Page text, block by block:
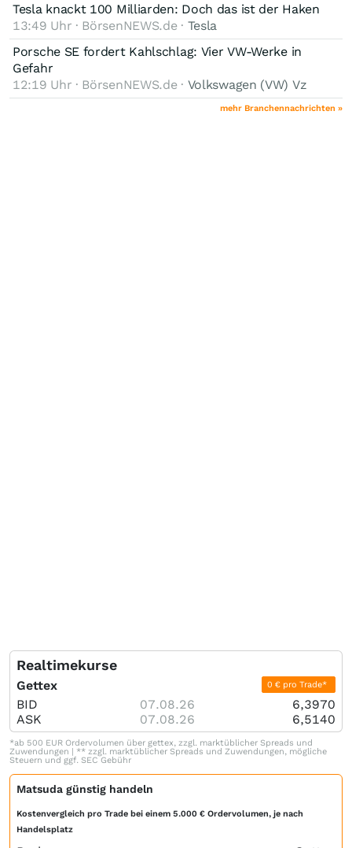
Tesla knackt 100 Milliarden: Doch das ist der Haken
13:49 Uhr · BörsenNEWS.de · Tesla
Porsche SE fordert Kahlschlag: Vier VW-Werke in
Gefahr
12:19 Uhr · BörsenNEWS.de · Volkswagen (VW) Vz
mehr Branchennachrichten »
Realtimekurse
Gettex 0 € pro Trade*
BID 07.08.26
6,3970
ASK
07.08.26 6,5140
*ab 500 EUR Ordervolumen über gettex, zzgl. marktüblicher Spreads und
Zuwendungen | ** zzgl. marktüblicher Spreads und Zuwendungen, mögliche
Steuern und ggf. SEC Gebühr
Matsuda günstig handeln
Kostenvergleich pro Trade bei einem 5.000 € Ordervolumen, je nach
Handelsplatz